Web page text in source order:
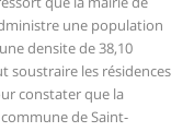
une population
densite de 38,10
soustraire les résidences
constater que la
de Saint-